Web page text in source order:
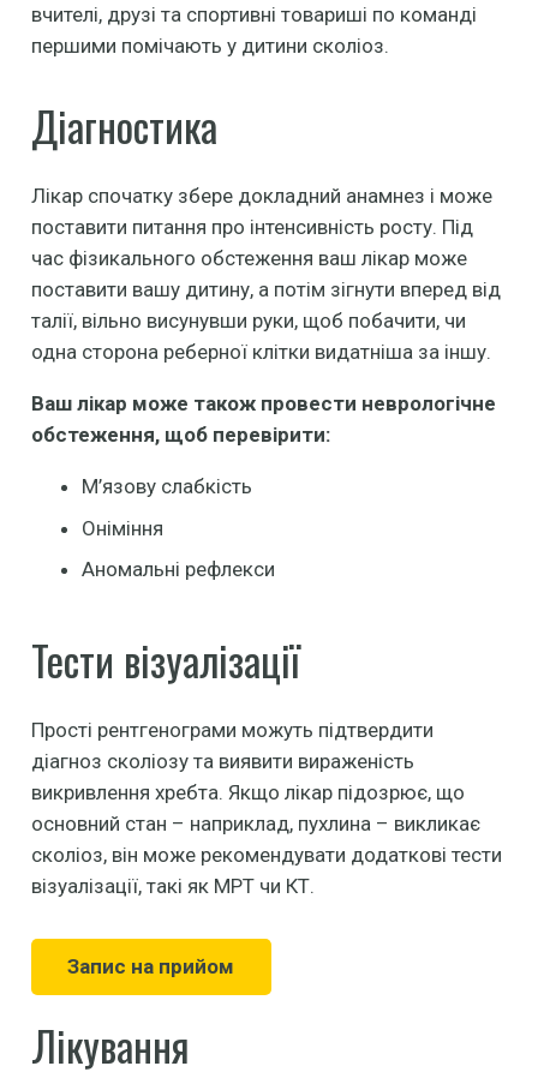
вчителі, друзі та спортивні товариші по команді
першими помічають у дитини сколіоз.
Діагностика
Лікар спочатку збере докладний анамнез і може
поставити питання про інтенсивність росту. Під
час фізикального обстеження ваш лікар може
поставити вашу дитину, а потім зігнути вперед від
талії, вільно висунувши руки, щоб побачити, чи
одна сторона реберної клітки видатніша за іншу.
Ваш лікар може також провести неврологічне
обстеження, щоб перевірити:
М’язову слабкість
Оніміння
Аномальні рефлекси
Тести візуалізації
Прості рентгенограми можуть підтвердити
діагноз сколіозу та виявити вираженість
викривлення хребта. Якщо лікар підозрює, що
основний стан – наприклад, пухлина – викликає
сколіоз, він може рекомендувати додаткові тести
візуалізації, такі як МРТ чи КТ.
Запис на прийом
Лікування